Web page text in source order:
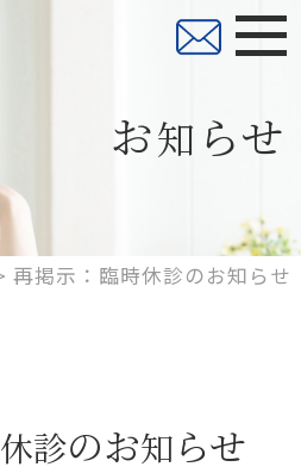
お知 らせ
再掲示：臨時休診のお知らせ
休診のお知らせ